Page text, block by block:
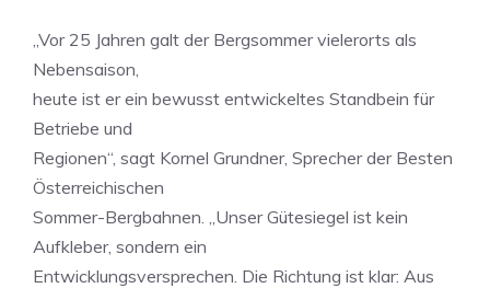
„Vor 25 Jahren galt der Bergsommer vielerorts als
Nebensaison,
heute ist er ein bewusst entwickeltes Standbein für
Betriebe und
Regionen“, sagt Kornel Grundner, Sprecher der Besten
Österreichischen
Sommer-Bergbahnen. „Unser Gütesiegel ist kein
Aufkleber, sondern ein
Entwicklungsversprechen. Die Richtung ist klar: Aus